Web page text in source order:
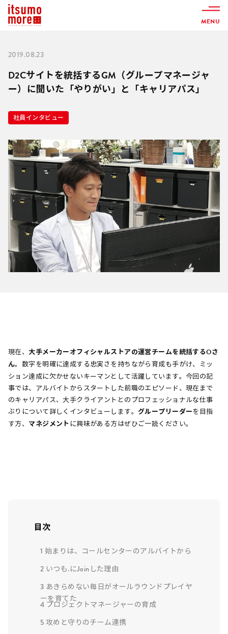
MENU
2019.08.23
D2Cサイトを統括するGM（グループマネージャ
ー）に聞いた「やりがい」と「キャリアパス」
社員インタビュー
現在、 大手メーカーオフィシャルストアの運営チームを統括するOさ
ん。数字を明確に達成する忠実さを持ちながら育成も手がけ、ミッ
ション達成に欠かせないキーマンとして活躍しています。今回の記
事では、アルバイトからスタートした前職のエピソード、現在まで
のキャリアパス、大手クライアントとのプロフェッショナルな仕事
ぶりについて詳しくインタビューします。 グループリーダーを目指
す方、 マネジメント に興味がある方はぜひご一読ください。
目次
1 始まりは、コールセンターのアルバイトから
2 いつも.にJoinした理由
3 あきらめない毎日がオールラウンドプレイヤ
4 プロジェクトマネージャーの育成
5 攻めと守りのチーム連携